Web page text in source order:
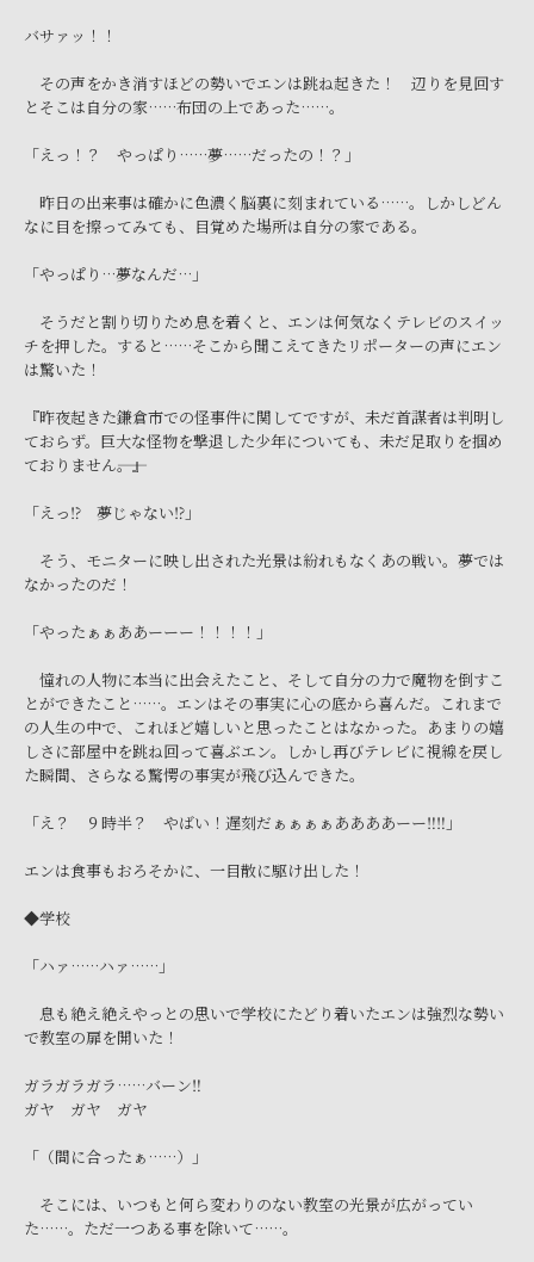
バサァッ！！
その声をかき消すほどの勢いでエンは跳ね起きた！ 辺りを見回す
とそこは自分の家……布団の上であった……。
「えっ！？ やっぱり……夢……だったの！？」
昨日の出来事は確かに色濃く脳裏に刻まれている……。しかしどん
なに目を擦ってみても、目覚めた場所は自分の家である。
「やっぱり…夢なんだ…」
そうだと割り切りため息を着くと、エンは何気なくテレビのスイッ
チを押した。すると……そこから聞こえてきたリポーターの声にエン
は驚いた！
『昨夜起きた鎌倉市での怪事件に関してですが、未だ首謀者は判明し
ておらず。巨大な怪物を撃退した少年についても、未だ足取りを掴め
ておりません――。』
「えっ⁉ 夢じゃない⁉」
そう、モニターに映し出された光景は紛れもなくあの戦い。夢では
なかったのだ！
「やったぁぁああーーー！！！！」
憧れの人物に本当に出会えたこと、そして自分の力で魔物を倒すこ
とができたこと……。エンはその事実に心の底から喜んだ。これまで
の人生の中で、これほど嬉しいと思ったことはなかった。あまりの嬉
しさに部屋中を跳ね回って喜ぶエン。しかし再びテレビに視線を戻し
た瞬間、さらなる驚愕の事実が飛び込んできた。
「え？ ９時半？ やばい！遅刻だぁぁぁぁああああーー‼‼」
エンは食事もおろそかに、一目散に駆け出した！
◆学校
「ハァ……ハァ……」
息も絶え絶えやっとの思いで学校にたどり着いたエンは強烈な勢い
で教室の扉を開いた！
ガラガラガラ……バーン‼
ガヤ ガヤ ガヤ
「（間に合ったぁ……）」
そこには、いつもと何ら変わりのない教室の光景が広がってい
た……。ただ一つある事を除いて……。